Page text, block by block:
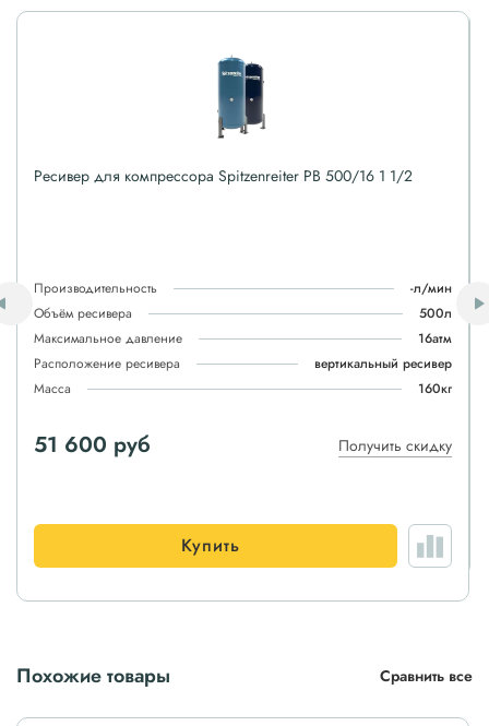
Ресивер для компрессора Spitzenreiter РВ 500/16 1 1/2
Производительность
-л/мин
Объём ресивера
500л
Максимальное давление
16атм
Расположение ресивера
вертикальный ресивер
Масса
160кг
51 600 руб Получить скидку
Купить
Похожие товары Сравнить все